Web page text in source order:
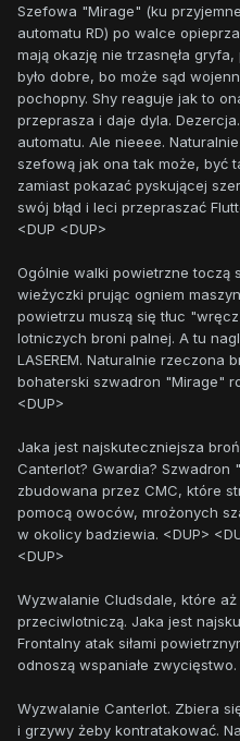
Szefowa "Mirage" (ku
automatu RD) po walce
mają okazję nie trzasnęła
było dobre, bo może sąd
pochopny. Shy reaguje jak to
przeprasza i daje dyla.
automatu. Ale nieeee.
szefową jak ona tak może, być
zamiast pokazać pyskującej
swój błąd i leci przepraszać
<DUP <DUP>
Ogólnie walki powietrzne toczą
wieżyczki prując ogniem
powietrzu muszą się tłuc
lotniczych broni palnej. A tu
LASEREM. Naturalnie rzeczona
bohaterski szwadron "Mirage"
<DUP>
Jaka jest najskuteczniejsza
Canterlot? Gwardia? Szwadron
zbudowana przez CMC, które
pomocą owoców, mrożonych
w okolicy badziewia. <DUP>
<DUP>
Wyzwalanie Cludsdale, które
przeciwlotniczą. Jaka jest
Frontalny atak siłami
odnoszą wspaniałe zwycięstwo.
Wyzwalanie Canterlot. Zbiera
i grzywy żeby kontratakować.